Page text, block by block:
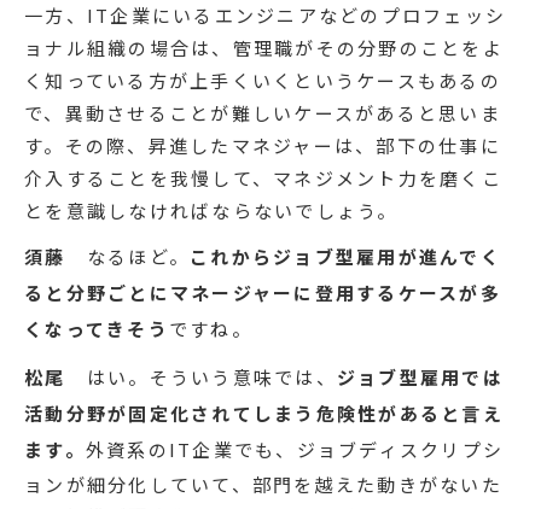
一方、IT企業にいるエンジニアなどのプロフェッシ
ョナル組織の場合は、管理職がその分野のことをよ
く知っている方が上手くいくというケースもあるの
で、異動させることが難しいケースがあると思いま
す。その際、昇進したマネジャーは、部下の仕事に
介入することを我慢して、マネジメント力を磨くこ
とを意識しなければならないでしょう。
須藤
なるほど。 これからジョブ型雇用が進んでく
ると分野ごとにマネージャーに登用するケースが多
くなってきそう ですね。
松尾
はい。そういう意味では、 ジョブ型雇用では
活動分野が固定化されてしまう危険性があると言え
ます。 外資系のIT企業でも、ジョブディスクリプシ
ョンが細分化していて、部門を越えた動きがないた